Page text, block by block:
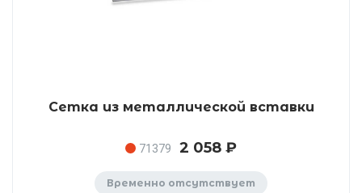
Сетка из металлической вставки
71379 2 058 ₽
Временно отсутствует